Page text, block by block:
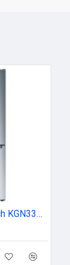
Холодильник Bosch KGN33NL206